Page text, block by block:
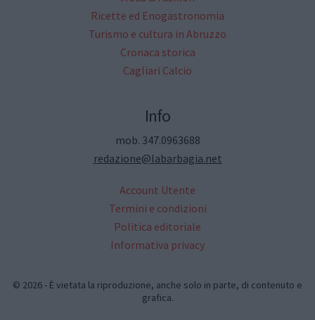
Ricette ed Enogastronomia
Turismo e cultura in Abruzzo
Cronaca storica
Cagliari Calcio
Info
mob. 347.0963688
redazione@labarbagia.net
Account Utente
Termini e condizioni
Politica editoriale
Informativa privacy
© 2026 - È vietata la riproduzione, anche solo in parte, di contenuto e
grafica.